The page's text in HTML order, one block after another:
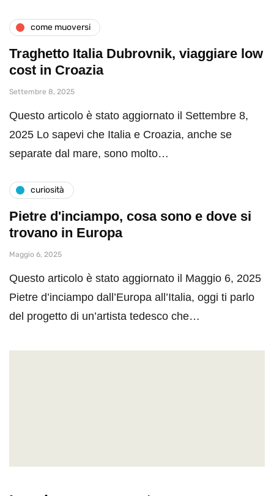
come muoversi
Traghetto Italia Dubrovnik, viaggiare low
cost in Croazia
Settembre 8, 2025
Questo articolo è stato aggiornato il Settembre 8,
2025 Lo sapevi che Italia e Croazia, anche se
separate dal mare, sono molto…
curiosità
Pietre d'inciampo, cosa sono e dove si
trovano in Europa
Maggio 6, 2025
Questo articolo è stato aggiornato il Maggio 6, 2025
Pietre d’inciampo dall’Europa all’Italia, oggi ti parlo
del progetto di un’artista tedesco che…